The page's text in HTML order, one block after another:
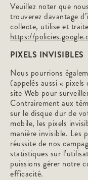
Veuillez noter que
trouverez davantage
collecte, utilise et
https://
PIXELS INVISIBLES
Nous pourrions
(appelés aussi «
site Web pour
Contrairement aux
sur le disque dur de
mobile, les pixels
manière invisible. Les
réussite de nos
statistiques sur
puissions gérer notre
efficacité.